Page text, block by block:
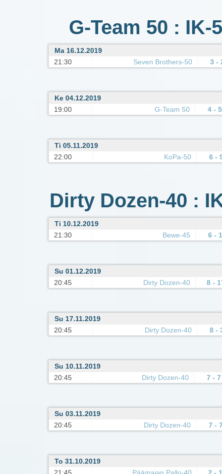
G-Team 50 :
Ma 16.12.2019
21:30
Seven Brothers-50 3 -
Ke 04.12.2019
19:00
G-Team 50 4 - 5
Ti 05.11.2019
22:00
KoPa-50 6 -
Dirty Dozen-40 :
Ti 10.12.2019
21:30
Bewe-45 6 - 1
Su 01.12.2019
20:45
Dirty Dozen-40 8 -
Su 17.11.2019
20:45
Dirty Dozen-40 8 -
Su 10.11.2019
20:45
Dirty Dozen-40 7 - 7
Su 03.11.2019
20:45
Dirty Dozen-40 7 -
To 31.10.2019